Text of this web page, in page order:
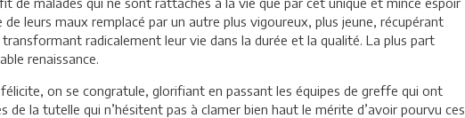
de leurs maux remplacé par un autre plus vigoureux, plus jeune, récupérant
radicalement leur vie dans la durée et la qualité. La plus part
renaissance.
on se congratule, glorifiant en passant les équipes de greffe qui ont
de la tutelle qui n’hésitent pas à clamer bien haut le mérite d’avoir pourvu ces